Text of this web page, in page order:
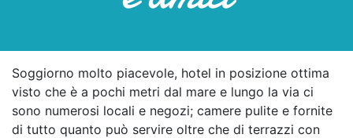
Soggiorno molto piacevole, hotel in posizione ottima
visto che è a pochi metri dal mare e lungo la via ci
sono numerosi locali e negozi; camere pulite e fornite
di tutto quanto può servire oltre che di terrazzi con